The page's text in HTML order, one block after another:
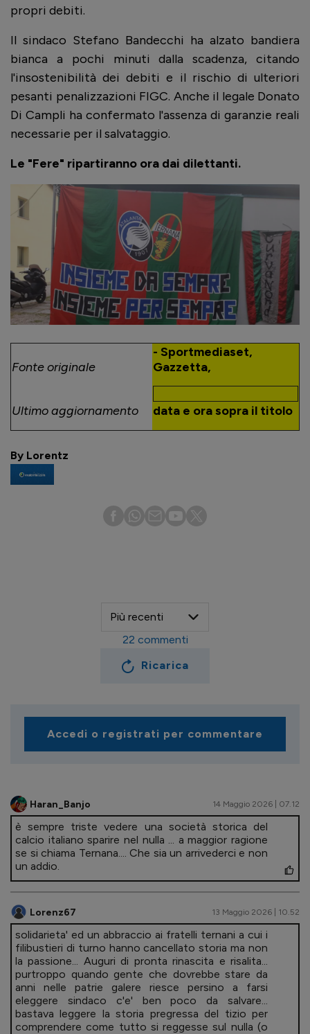
propri debiti.
Il sindaco Stefano Bandecchi ha alzato bandiera
bianca a pochi minuti dalla scadenza, citando
l'insostenibilità dei debiti e il rischio di ulteriori
pesanti penalizzazioni FIGC. Anche il legale Donato
Di Campli ha confermato l'assenza di garanzie reali
necessarie per il salvataggio.
Le "Fere" ripartiranno ora dai dilettanti.
Fonte originale
- Sportmediaset,
Gazzetta,
Ultimo aggiornamento data e ora sopra il titolo
By Lorentz
Ricarica
22 commenti
Accedi o registrati per commentare
Haran_Banjo 14 Maggio 2026 | 07.12
è sempre triste vedere una società storica del
calcio italiano sparire nel nulla ... a maggior ragione
se si chiama Ternana.... Che sia un arrivederci e non
un addio.
Lorenz67 13 Maggio 2026 | 10.52
solidarieta' ed un abbraccio ai fratelli ternani a cui i
filibustieri di turno hanno cancellato storia ma non
la passione... Auguri di pronta rinascita e risalita...
purtroppo quando gente che dovrebbe stare da
anni nelle patrie galere riesce persino a farsi
eleggere sindaco c'e' ben poco da salvare...
bastava leggere la storia pregressa del tizio per
comprendere come tutto si reggesse sul nulla (o